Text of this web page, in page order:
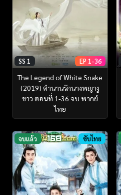
SS 1 EP 1-36
The Legend of White Snake
(2019) ตำนานรักนางพญางู
ขาว ตอนที่ 1-36 จบ พากย์
ไทย
จบแล้ว ซับไทย